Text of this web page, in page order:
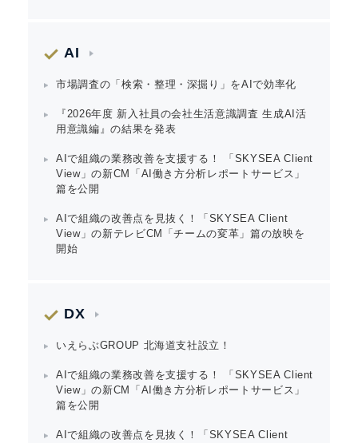
AI
市場調査の「検索・整理・深掘り」をAIで効率化
『2026年度 新入社員の会社生活意識調査 生成AI活
用意識編』の結果を発表
AIで組織の業務改善を支援する！ 「SKYSEA Client
View」の新CM「AI働き方分析レポートサービス」
篇を公開
AIで組織の改善点を見抜く！「SKYSEA Client
View」の新テレビCM「チームの変革」篇の放映を
開始
DX
いえらぶGROUP 北海道支社設立！
AIで組織の業務改善を支援する！ 「SKYSEA Client
View」の新CM「AI働き方分析レポートサービス」
篇を公開
AIで組織の改善点を見抜く！「SKYSEA Client